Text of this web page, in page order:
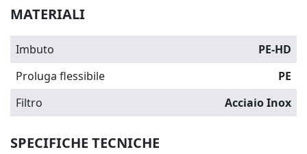
MATERIALI
Imbuto
PE-HD
Proluga flessibile
PE
Filtro
Acciaio Inox
SPECIFICHE TECNICHE